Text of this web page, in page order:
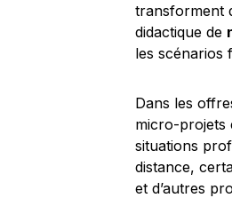
transforment
didactique de
les scénarios
Dans les
micro-projets
situations
distance,
et d’autres